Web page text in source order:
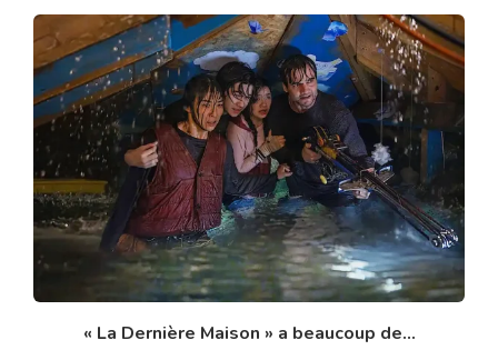
« La Dernière Maison » a beaucoup de...